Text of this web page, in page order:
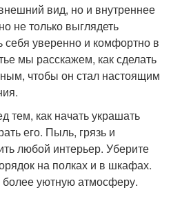
вид, но и внутреннее
не только выглядеть
себя уверенно и комфортно в
мы расскажем, как сделать
чтобы он стал настоящим
тем, как начать украшать
его. Пыль, грязь и
любой интерьер. Уберите
на полках и в шкафах.
уютную атмосферу.